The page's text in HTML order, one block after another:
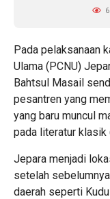
Pada pelaksanaan
Ulama (PCNU)
Bahtsul Masail
pesantren yang
yang baru muncul
pada literatur klasik
Jepara menjadi
setelah
daerah seperti